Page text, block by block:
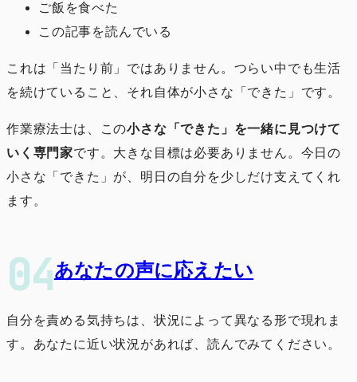
ご飯を食べた
この記事を読んでいる
これは「当たり前」ではありません。つらい中でも生活
を続けていること、それ自体が小さな「できた」です。
作業療法士は、この小さな「できた」を一緒に見つけて
いく専門家です。大きな目標は必要ありません。今日の
小さな「できた」が、明日の自分を少しだけ支えてくれ
ます。
あなたの声に応えたい
自分を責める気持ちは、状況によって異なる形で現れま
す。あなたに近い状況があれば、読んでみてください。